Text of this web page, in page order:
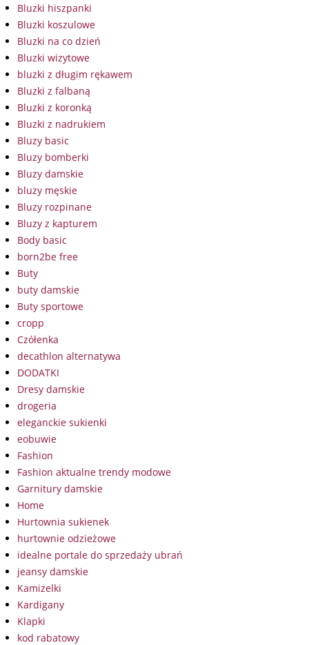
Bluzki hiszpanki
Bluzki koszulowe
Bluzki na co dzień
Bluzki wizytowe
bluzki z długim rękawem
Bluzki z falbaną
Bluzki z koronką
Bluzki z nadrukiem
Bluzy basic
Bluzy bomberki
Bluzy damskie
bluzy męskie
Bluzy rozpinane
Bluzy z kapturem
Body basic
born2be free
Buty
buty damskie
Buty sportowe
cropp
Czółenka
decathlon alternatywa
DODATKI
Dresy damskie
drogeria
eleganckie sukienki
eobuwie
Fashion
Fashion aktualne trendy modowe
Garnitury damskie
Home
Hurtownia sukienek
hurtownie odzieżowe
idealne portale do sprzedaży ubrań
jeansy damskie
Kamizelki
Kardigany
Klapki
kod rabatowy